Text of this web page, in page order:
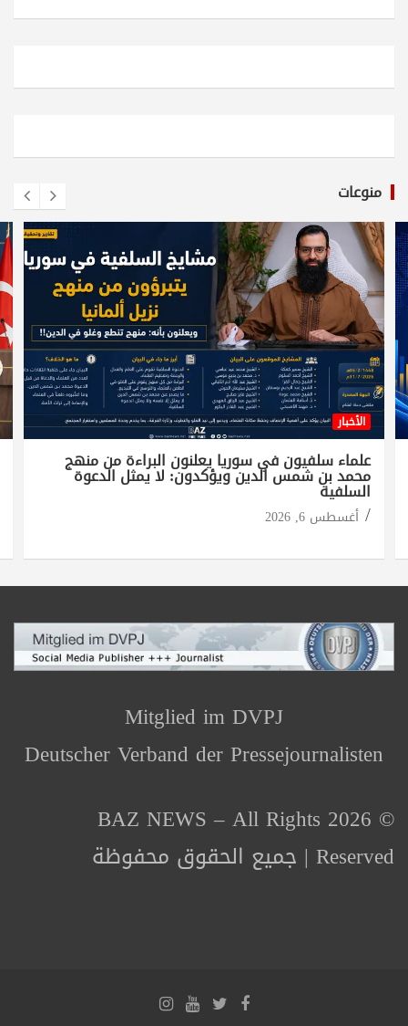
منوعات
الأخبار
علماء سلفيون في سوريا يعلنون البراءة من منهج
محمد بن شمس الدين ويؤكدون: لا يمثل الدعوة
السلفية
أغسطس 6, 2026
Mitglied im DVPJ
Deutscher Verband der Pressejournalisten
© 2026 BAZ NEWS – All Rights
Reserved | جميع الحقوق محفوظة